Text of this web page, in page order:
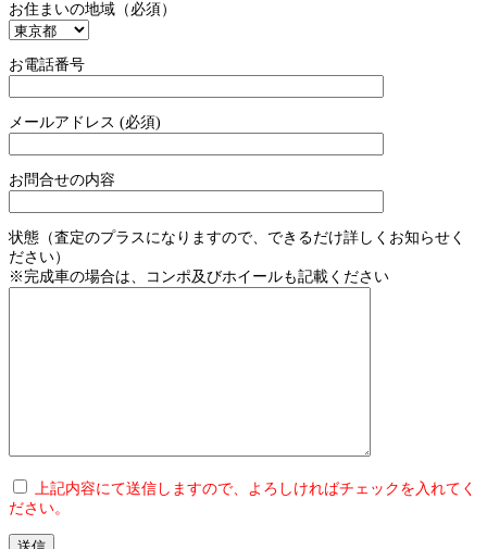
お住まいの地域（必須）
お電話番号
メールアドレス (必須)
お問合せの内容
状態（査定のプラスになりますので、できるだけ詳しくお知らせく
ださい）
※完成車の場合は、コンポ及びホイールも記載ください
上記内容にて送信しますので、よろしければチェックを入れてく
ださい。